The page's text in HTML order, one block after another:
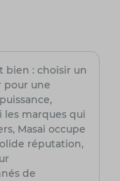
bien : choisir un
pour une
les marques qui
Masai occupe
réputation,
de